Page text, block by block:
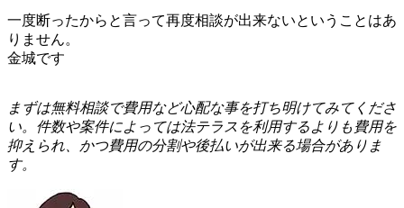
一度断ったからと言って再度相談が出来ないということはあ
りません。
金城です
まずは無料相談で費用など心配な事を打ち明けてみてくださ
い。件数や案件によっては法テラスを利用するよりも費用を
抑えられ、かつ費用の分割や後払いが出来る場合がありま
す。